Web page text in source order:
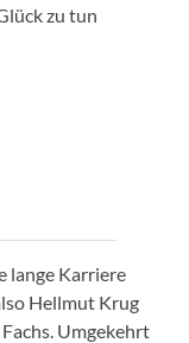
zu tun
lange Karriere
Hellmut Krug
Umgekehrt